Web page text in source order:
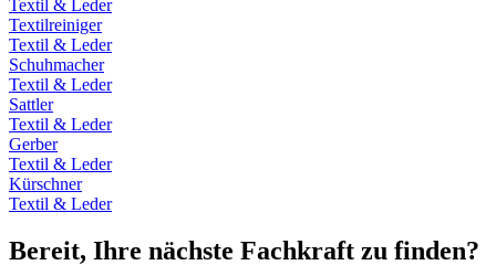
Textil & Leder
Textilreiniger
Textil & Leder
Schuhmacher
Textil & Leder
Sattler
Textil & Leder
Gerber
Textil & Leder
Kürschner
Textil & Leder
Bereit, Ihre nächste Fachkraft zu finden?